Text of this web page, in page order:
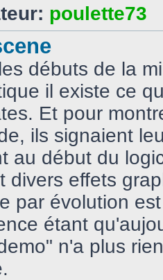
poulette73
débuts de la
il existe ce
Et pour
ils signaient
au début du
divers effets
par évolution
étant
n'a plus